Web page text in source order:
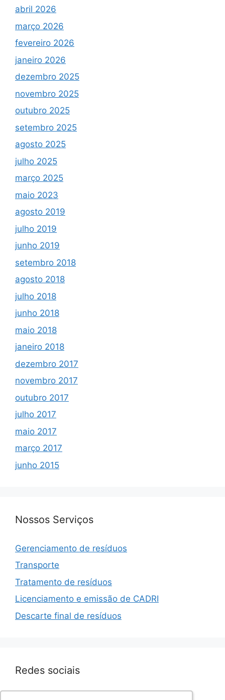
abril 2026
março 2026
fevereiro 2026
janeiro 2026
dezembro 2025
novembro 2025
outubro 2025
setembro 2025
agosto 2025
julho 2025
março 2025
maio 2023
agosto 2019
julho 2019
junho 2019
setembro 2018
agosto 2018
julho 2018
junho 2018
maio 2018
janeiro 2018
dezembro 2017
novembro 2017
outubro 2017
julho 2017
maio 2017
março 2017
junho 2015
Nossos Serviços
Gerenciamento de resíduos
Transporte
Tratamento de resíduos
Licenciamento e emissão de CADRI
Descarte final de resíduos
Redes sociais